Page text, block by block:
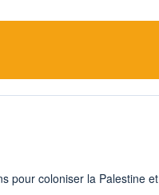
pour coloniser la Palestine et